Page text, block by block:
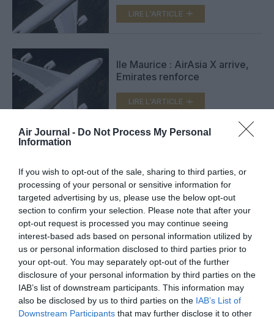
Air Journal - Do Not Process My Personal
Information
If you wish to opt-out of the sale, sharing to third parties, or
processing of your personal or sensitive information for
targeted advertising by us, please use the below opt-out
section to confirm your selection. Please note that after your
opt-out request is processed you may continue seeing
interest-based ads based on personal information utilized by
us or personal information disclosed to third parties prior to
your opt-out. You may separately opt-out of the further
disclosure of your personal information by third parties on the
IAB’s list of downstream participants. This information may
also be disclosed by us to third parties on the IAB’s List of
Downstream Participants that may further disclose it to other
LIRE L'ARTICLE
Ile Maurice : AirAsia X arrive,
Emirates renforce
LIRE L'ARTICLE
LIRE L'ARTICLE
VOIR PLUS D'ARTICLES
FAIRE UN DON